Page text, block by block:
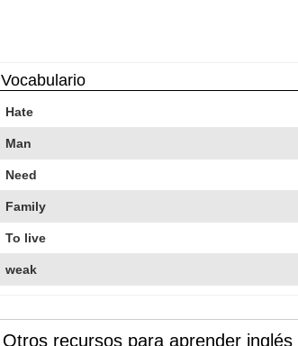
Vocabulario
Hate
Man
Need
Family
To live
weak
Otros recursos para aprender inglés